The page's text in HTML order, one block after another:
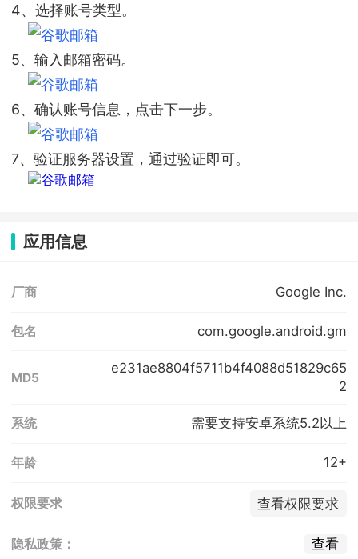
4、选择账号类型。
5、输入邮箱密码。
6、确认账号信息，点击下一步。
7、验证服务器设置，通过验证即可。
应用信息
厂商 Google Inc.
包名 com.google.android.gm
MD5
e231ae8804f5711b4f4088d51829c65
2
系统 需要支持安卓系统5.2以上
年龄 12+
权限要求 查看权限要求
隐私政策： 查看